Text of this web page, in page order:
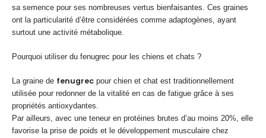
sa semence pour ses nombreuses vertus bienfaisantes. Ces graines
ont la particularité d’être considérées comme adaptogènes, ayant
surtout une activité métabolique.
Pourquoi utiliser du fenugrec pour les chiens et chats ?
La graine de fenugrec pour chien et chat est traditionnellement
utilisée pour redonner de la vitalité en cas de fatigue grâce à ses
propriétés antioxydantes.
Par ailleurs, avec une teneur en protéines brutes d’au moins 20%, elle
favorise la prise de poids et le développement musculaire chez